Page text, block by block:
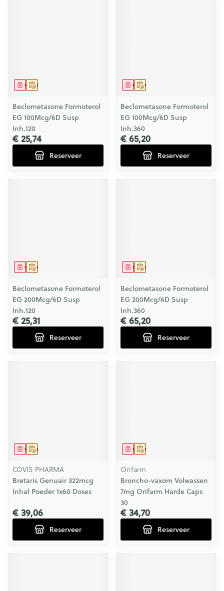
Op voorschrift
Geneesmiddel
Beclometasone Formoterol
EG 100Mcg/6D Susp
Inh.120
€ 25,74
Reserveer
Op voorschrift
Geneesmiddel
Beclometasone Formoterol
EG 100Mcg/6D Susp
Inh.360
€ 65,20
Reserveer
Op voorschrift
Geneesmiddel
Beclometasone Formoterol
EG 200Mcg/6D Susp
Inh.120
€ 25,31
Reserveer
Op voorschrift
Geneesmiddel
Beclometasone Formoterol
EG 200Mcg/6D Susp
Inh.360
€ 65,20
Reserveer
Op voorschrift
Geneesmiddel
COVIS PHARMA
Bretaris Genuair 322mcg
Inhal Poeder 1x60 Doses
€ 39,06
Reserveer
Op voorschrift
Geneesmiddel
Orifarm
Broncho-vaxom Volwassen
7mg Orifarm Harde Caps
30
€ 34,70
Reserveer